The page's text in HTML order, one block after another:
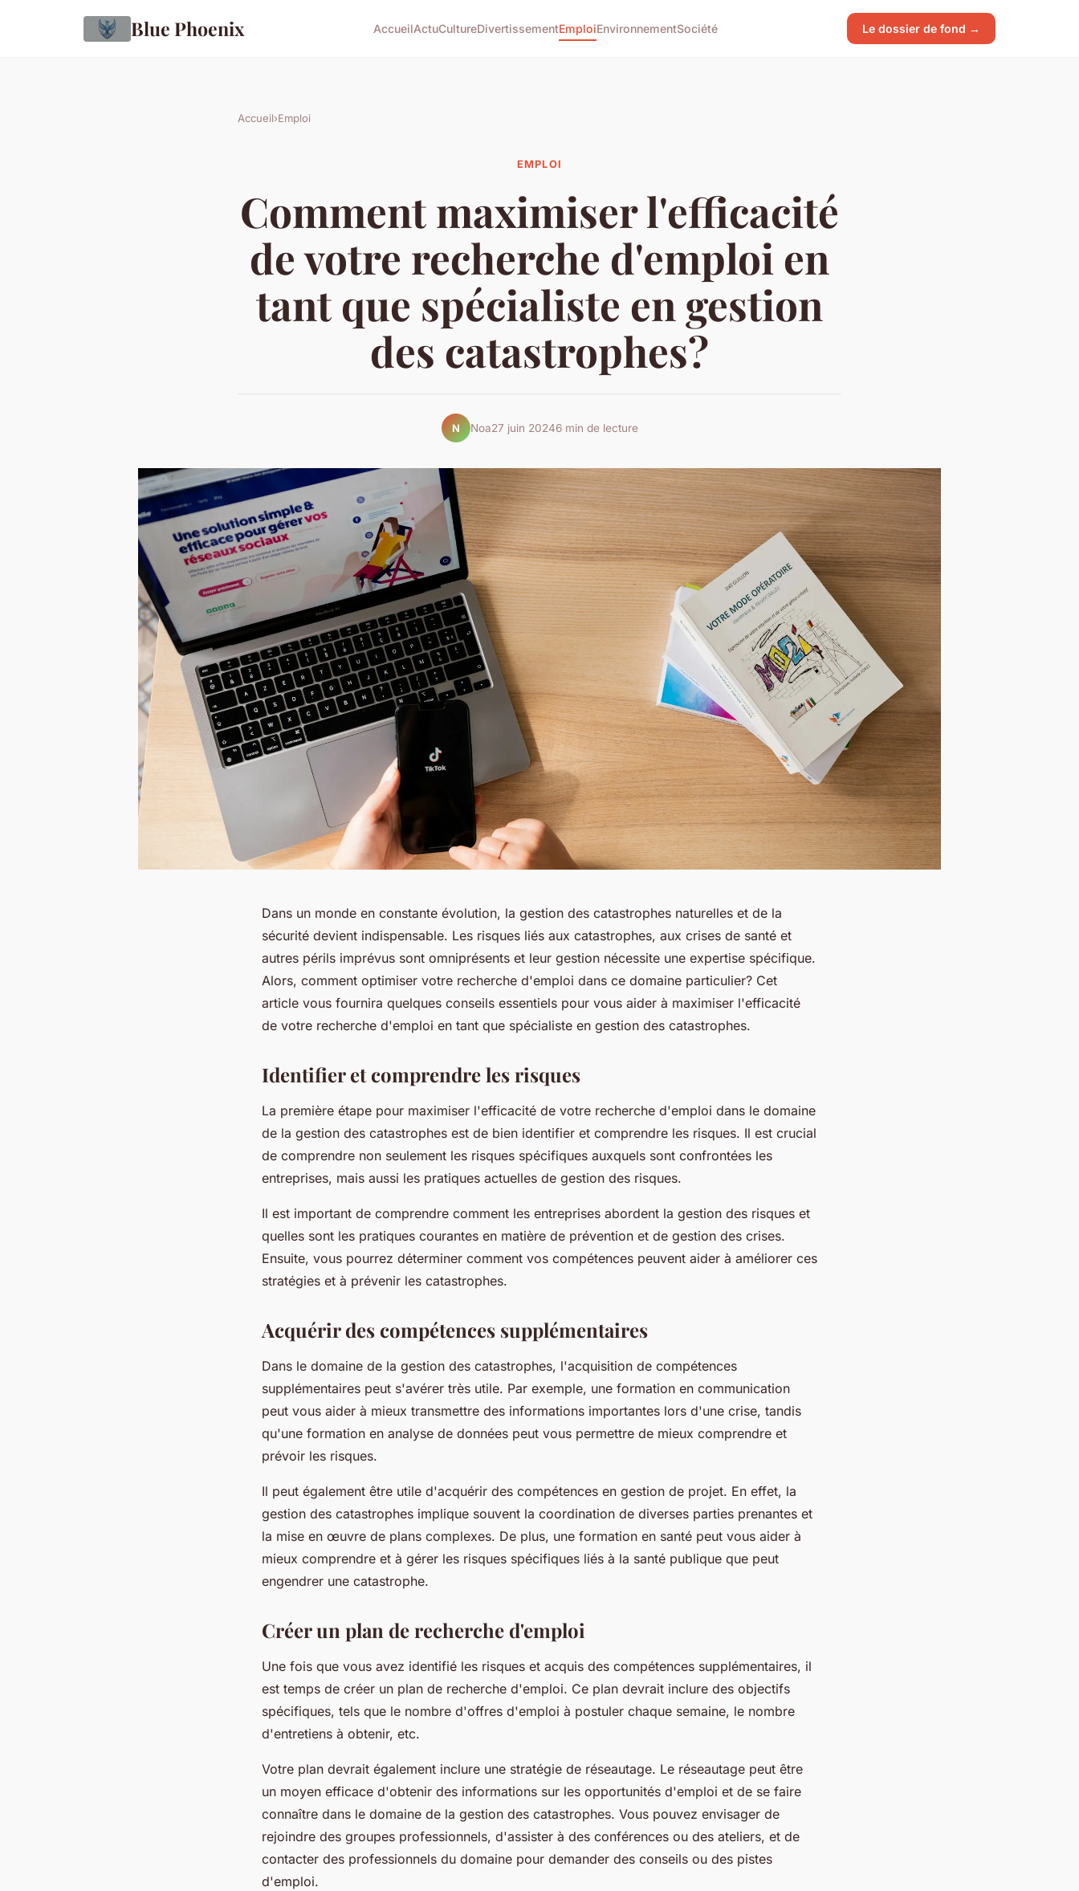
Blue Phoenix AccueilActuCultureDivertissementEmploiEnvironnementSociété Le dossier de fond →
Accueil›Emploi
EMPLOI
Comment maximiser l'efficacité
de votre recherche d'emploi en
tant que spécialiste en gestion
des catastrophes?
N Noa27 juin 20246 min de lecture
Dans un monde en constante évolution, la gestion des catastrophes naturelles et de la
sécurité devient indispensable. Les risques liés aux catastrophes, aux crises de santé et
autres périls imprévus sont omniprésents et leur gestion nécessite une expertise spécifique.
Alors, comment optimiser votre recherche d'emploi dans ce domaine particulier? Cet
article vous fournira quelques conseils essentiels pour vous aider à maximiser l'efficacité
de votre recherche d'emploi en tant que spécialiste en gestion des catastrophes.
Identifier et comprendre les risques
La première étape pour maximiser l'efficacité de votre recherche d'emploi dans le domaine
de la gestion des catastrophes est de bien identifier et comprendre les risques. Il est crucial
de comprendre non seulement les risques spécifiques auxquels sont confrontées les
entreprises, mais aussi les pratiques actuelles de gestion des risques.
Il est important de comprendre comment les entreprises abordent la gestion des risques et
quelles sont les pratiques courantes en matière de prévention et de gestion des crises.
Ensuite, vous pourrez déterminer comment vos compétences peuvent aider à améliorer ces
stratégies et à prévenir les catastrophes.
Acquérir des compétences supplémentaires
Dans le domaine de la gestion des catastrophes, l'acquisition de compétences
supplémentaires peut s'avérer très utile. Par exemple, une formation en communication
peut vous aider à mieux transmettre des informations importantes lors d'une crise, tandis
qu'une formation en analyse de données peut vous permettre de mieux comprendre et
prévoir les risques.
Il peut également être utile d'acquérir des compétences en gestion de projet. En effet, la
gestion des catastrophes implique souvent la coordination de diverses parties prenantes et
la mise en œuvre de plans complexes. De plus, une formation en santé peut vous aider à
mieux comprendre et à gérer les risques spécifiques liés à la santé publique que peut
engendrer une catastrophe.
Créer un plan de recherche d'emploi
Une fois que vous avez identifié les risques et acquis des compétences supplémentaires, il
est temps de créer un plan de recherche d'emploi. Ce plan devrait inclure des objectifs
spécifiques, tels que le nombre d'offres d'emploi à postuler chaque semaine, le nombre
d'entretiens à obtenir, etc.
Votre plan devrait également inclure une stratégie de réseautage. Le réseautage peut être
un moyen efficace d'obtenir des informations sur les opportunités d'emploi et de se faire
connaître dans le domaine de la gestion des catastrophes. Vous pouvez envisager de
rejoindre des groupes professionnels, d'assister à des conférences ou des ateliers, et de
contacter des professionnels du domaine pour demander des conseils ou des pistes
d'emploi.